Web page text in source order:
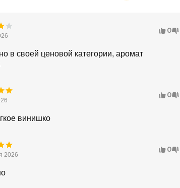
0
в своей ценовой категории, аромат
0
винишко
2026
0